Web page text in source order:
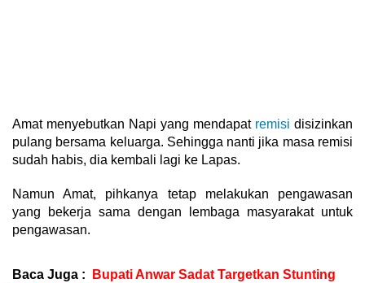
Amat menyebutkan Napi yang mendapat remisi disizinkan
pulang bersama keluarga. Sehingga nanti jika masa remisi
sudah habis, dia kembali lagi ke Lapas.
Namun Amat, pihkanya tetap melakukan pengawasan
yang bekerja sama dengan lembaga masyarakat untuk
pengawasan.
Baca Juga :
Bupati Anwar Sadat Targetkan Stunting